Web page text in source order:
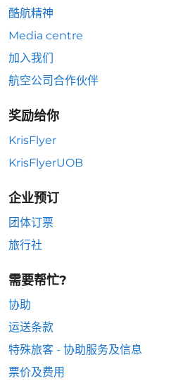
酷航精神
Media centre
加入我们
航空公司合作伙伴
奖励给你
KrisFlyer
KrisFlyerUOB
企业预订
团体订票
旅行社
需要帮忙?
协助
运送条款
特殊旅客 - 协助服务及信息
票价及费用